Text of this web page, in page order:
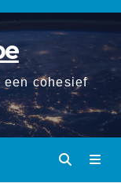
een cohesief